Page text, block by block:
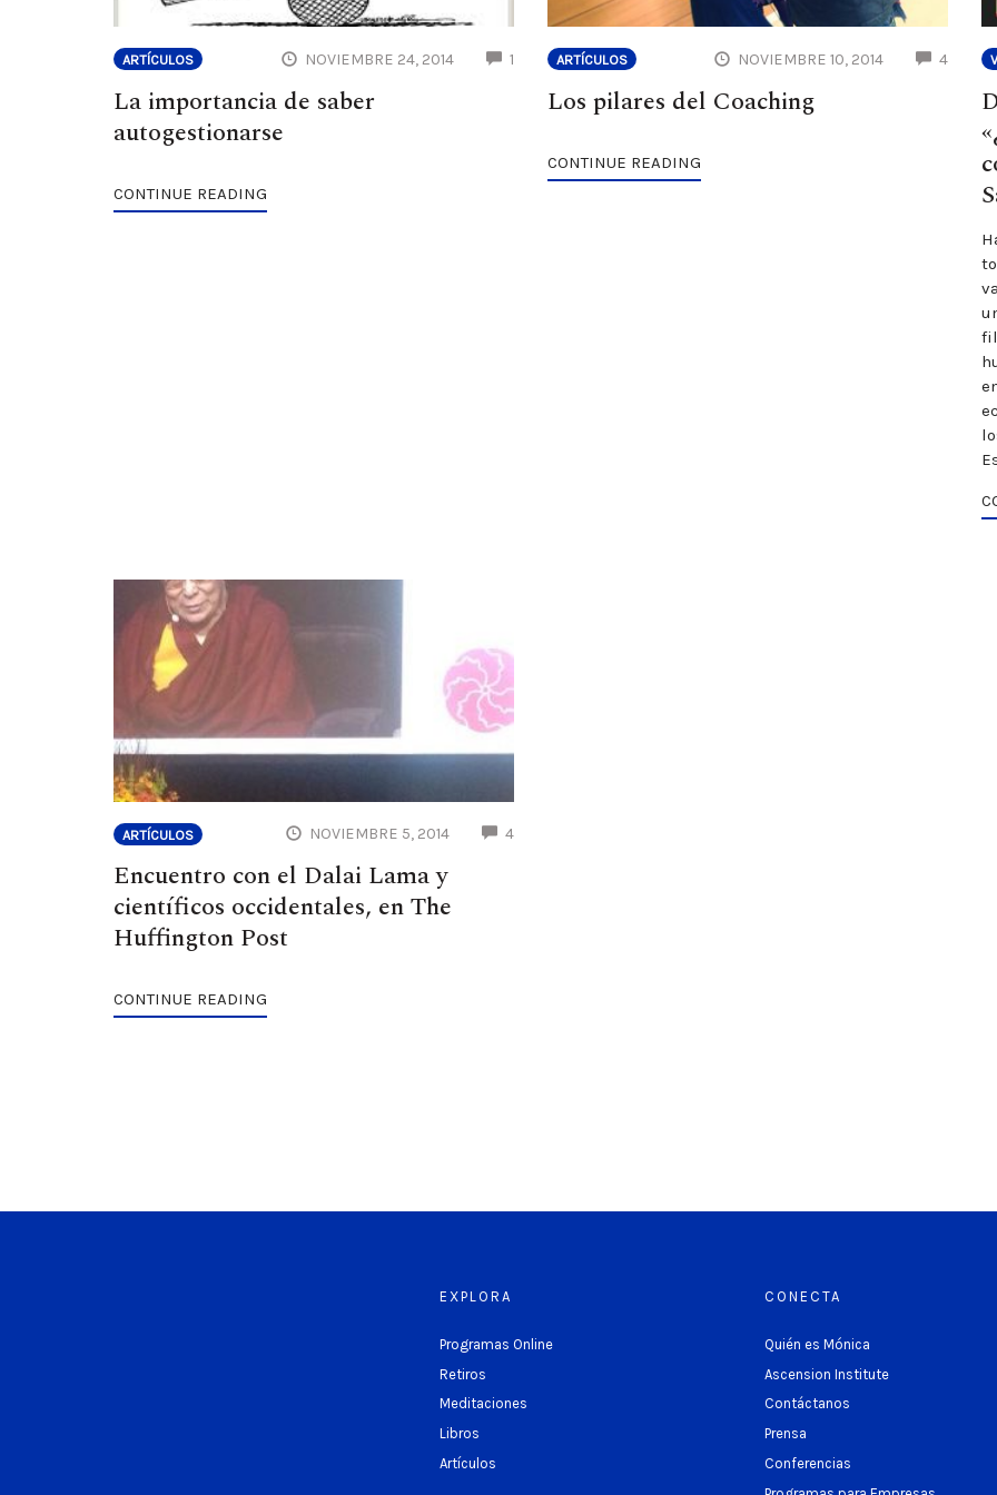
ARTÍCULOS NOVIEMBRE 24, 2014 1 COMMENTS
La importancia de saber
autogestionarse
CONTINUE READING
ARTÍCULOS NOVIEMBRE 10, 2014 4
Los pilares del Coaching
CONTINUE READING
ARTÍCULOS NOVIEMBRE 5, 2014 4COMMENTS
Encuentro con el Dalai Lama y
científicos occidentales, en The
Huffington Post
CONTINUE READING
EXPLORA
Programas Online
Retiros
Meditaciones
Libros
Artículos
CONECTA
Quién es Mónica
Ascension Institute
Contáctanos
Prensa
Conferencias